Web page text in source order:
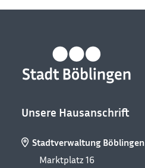
Unsere Hausanschrift
Stadtverwaltung Böblingen
Marktplatz 16